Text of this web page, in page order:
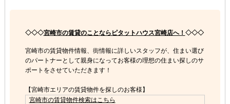
◇◇◇宮崎市の賃貸のことならピタットハウス宮崎店へ！ ◇◇◇
宮崎市の賃貸物件情報、街情報に詳しいスタッフが、住まい選び
のパートナーとして親身になってお客様の理想の住まい探しのサ
ポートをさせていただきます！
【宮崎市エリアの賃貸物件を探しのお客様】
宮崎市の賃貸物件検索はこちら